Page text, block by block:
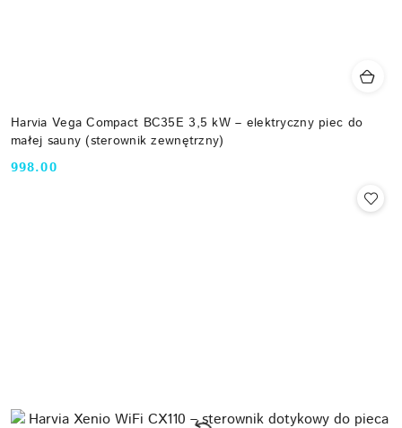
Harvia Vega Compact BC35E 3,5 kW – elektryczny piec do
małej sauny (sterownik zewnętrzny)
Cena:
998.00